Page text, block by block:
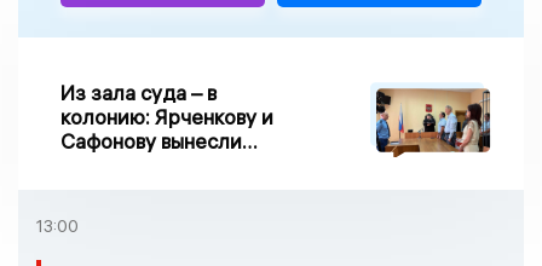
Из зала суда – в
колонию: Ярченкову и
Сафонову вынесли
13:00